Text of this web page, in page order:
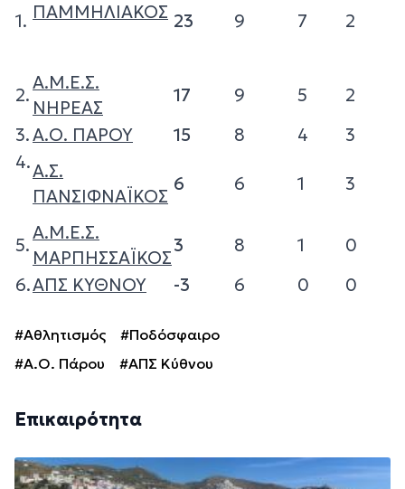
1. ΠΑΜΜΗΛΙΑΚΟΣ 23 9 7 2
2.
Α.Μ.Ε.Σ.
ΝΗΡΕΑΣ
17 9 5
2
3.Α.Ο. ΠΑΡΟΥ 15 8 4
3
4.Α.Σ.
ΠΑΝΣΙΦΝΑΪΚΟΣ
6 6 1 3
5.
Α.Μ.Ε.Σ.
ΜΑΡΠΗΣΣΑΪΚΟΣ
3 8 1
0
6.ΑΠΣ ΚΥΘΝΟΥ -3 6 0 0
#Αθλητισμός
#Ποδόσφαιρο
#Α.Ο. Πάρου
#ΑΠΣ Κύθνου
Επικαιρότητα